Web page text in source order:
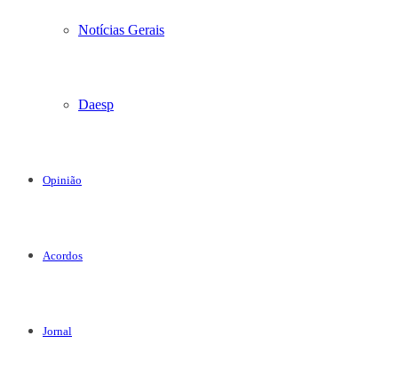
Notícias Gerais
Daesp
Opinião
Acordos
Jornal